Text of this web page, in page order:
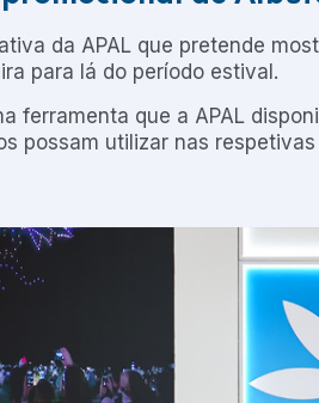
da APAL que pretende
para lá do período estival.
ferramenta que a APAL
possam utilizar nas